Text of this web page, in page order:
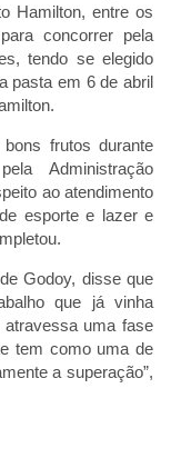
Hamilton, entre os
concorrer pela
tendo se elegido
pasta em 6 de abril
frutos durante
Administração
ao atendimento
esporte e lazer e
Godoy, disse que
que já vinha
atravessa uma fase
tem como uma de
a superação”,